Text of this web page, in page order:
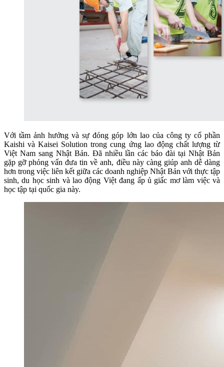
Với tầm ảnh hưởng và sự đóng góp lớn lao của công ty cổ phần
Kaishi và Kaisei Solution trong cung ứng lao động chất lượng từ
Việt Nam sang Nhật Bản. Đã nhiều lần các báo đài tại Nhật Bản
gặp gỡ phỏng vấn đưa tin về anh, điều này càng giúp anh dễ dàng
hơn trong việc liên kết giữa các doanh nghiệp Nhật Bản với thực tập
sinh, du học sinh và lao động Việt đang ấp ủ giấc mơ làm việc và
học tập tại quốc gia này.